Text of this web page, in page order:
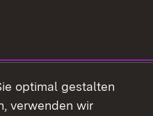
optimal gestalten
verwenden wir